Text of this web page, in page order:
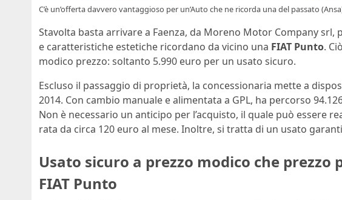
C’è un’offerta davvero vantaggioso per un’Auto che ne ricorda una del passato
Stavolta basta arrivare a Faenza, da Moreno Motor Company srl,
e caratteristiche estetiche ricordano da vicino una FIAT Punto.
modico prezzo: soltanto 5.990 euro per un usato sicuro.
Escluso il passaggio di proprietà, la concessionaria mette a
2014. Con cambio manuale e alimentata a GPL, ha percorso
Non è necessario un anticipo per l’acquisto, il quale può essere
rata da circa 120 euro al mese. Inoltre, si tratta di un usato
Usato sicuro a prezzo modico che prezzo
FIAT Punto